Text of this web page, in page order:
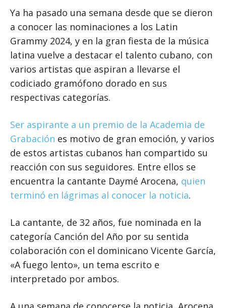
Ya ha pasado una semana desde que se dieron
a conocer las nominaciones a los Latin
Grammy 2024, y en la gran fiesta de la música
latina vuelve a destacar el talento cubano, con
varios artistas que aspiran a llevarse el
codiciado gramófono dorado en sus
respectivas categorías.
Ser aspirante a un premio de la Academia de
Grabación es motivo de gran emoción, y varios
de estos artistas cubanos han compartido su
reacción con sus seguidores. Entre ellos se
encuentra la cantante Daymé Arocena, quien
terminó en lágrimas al conocer la noticia.
La cantante, de 32 años, fue nominada en la
categoría Canción del Año por su sentida
colaboración con el dominicano Vicente García,
«A fuego lento», un tema escrito e
interpretado por ambos.